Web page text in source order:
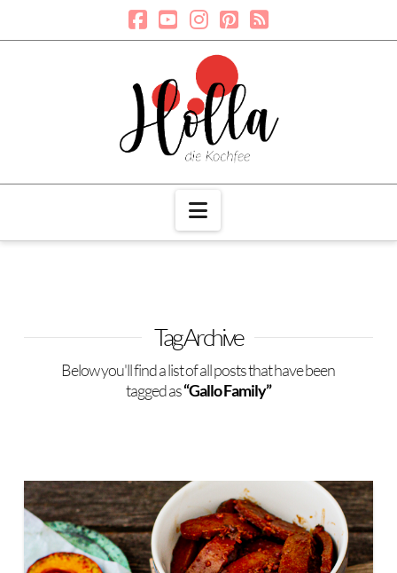
Navigation
Tag Archive
Below you'll find a list of all posts that have been
tagged as“Gallo Family”